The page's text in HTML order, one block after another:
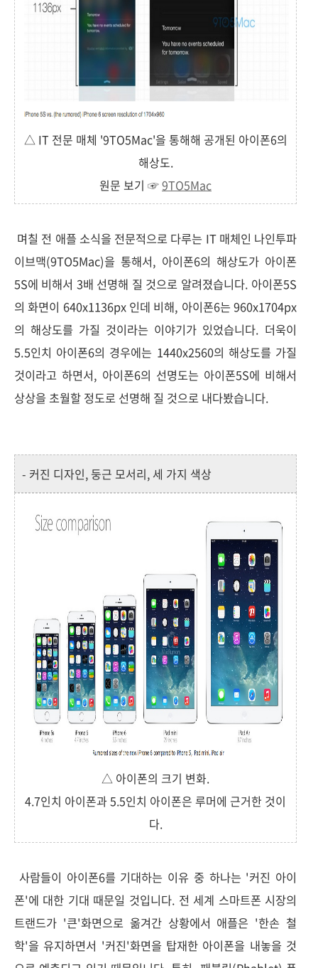
△ IT 전문 매체 '9TO5Mac'을 통해해 공개된 아이폰6의
해상도.
원문 보기 ☞9TO5Mac
며칠 전 애플 소식을 전문적으로 다루는 IT 매체인 나인투파
이브맥(9TO5Mac)을 통해서, 아이폰6의 해상도가 아이폰
5S에 비해서 3배 선명해 질 것으로 알려졌습니다. 아이폰5S
의 화면이 640x1136px 인데 비해, 아이폰6는 960x1704px
의 해상도를 가질 것이라는 이야기가 있었습니다. 더욱이
5.5인치 아이폰6의 경우에는 1440x2560의 해상도를 가질
것이라고 하면서, 아이폰6의 선명도는 아이폰5S에 비해서
상상을 초월할 정도로 선명해 질 것으로 내다봤습니다.
- 커진 디자인, 둥근 모서리, 세 가지 색상
△ 아이폰의 크기 변화.
4.7인치 아이폰과 5.5인치 아이폰은 루머에 근거한 것이
다.
사람들이 아이폰6를 기대하는 이유 중 하나는 '커진 아이
폰'에 대한 기대 때문일 것입니다. 전 세계 스마트폰 시장의
트랜드가 '큰'화면으로 옮겨간 상황에서 애플은 '한손 철
학'을 유지하면서 '커진'화면을 탑재한 아이폰을 내놓을 것